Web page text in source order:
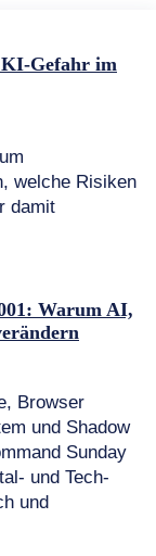
KI-Gefahr im
welche Risiken
damit
Warum AI,
Browser
und Shadow
Sunday
und Tech-
und